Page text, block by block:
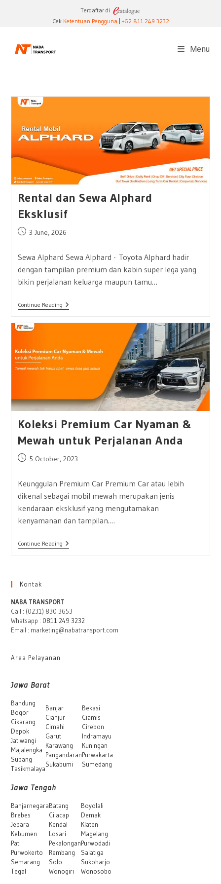
Terdaftar di
CekKetentuan Pengguna +62 811 249 3232
Menu
Rental dan Sewa Alphard
Eksklusif
Post3 June, 2026
Sewa Alphard Sewa Alphard - Toyota Alphard hadir
dengan tampilan premium dan kabin super lega yang
bikin perjalanan keluarga maupun tamu…
Continue ReadingRental
Dan
Koleksi Premium Car Nyaman &
Mewah untuk Perjalanan Anda
Post5 October, 2023
Keunggulan Premium Car Premium Car atau lebih
dikenal sebagai mobil mewah merupakan jenis
kendaraan eksklusif yang mengutamakan
kenyamanan dan tampilan.…
Continue ReadingKoleksi
Premium
Perjalanan
Anda
Kontak
NABA TRANSPORT
Call : (0231) 830 3653
Whatsapp : 0811 249 3232
Email : marketing@nabatransport.com
Area Pelayanan
Jawa Barat
Bandung
Bogor
Cikarang
Depok
Jatiwangi
Majalengka
Subang
Tasikmalaya
Banjar
Cianjur
Cimahi
Garut
Karawang
Pangandaran
Sukabumi
Bekasi
Ciamis
Cirebon
Indramayu
Kuningan
Purwakarta
Sumedang
Jawa Tengah
Banjarnegara
Brebes
Jepara
Kebumen
Pati
Purwokerto
Semarang
Tegal
Batang
Cilacap
Kendal
Losari
Pekalongan
Rembang
Solo
Wonogiri
Boyolali
Demak
Klaten
Magelang
Purwodadi
Salatiga
Sukoharjo
Wonosobo